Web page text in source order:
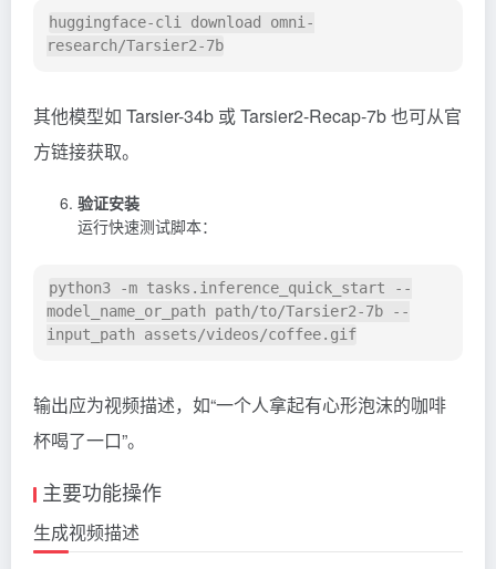
huggingface-cli download omni-
其他模型如 Tarsier-34b 或 Tarsier2-Recap-7b 也可从官
方链接获取。
验证安装
运行快速测试脚本：
python3 -m tasks.inference_quick_start --
model_name_or_path path/to/Tarsier2-7b --
输出应为视频描述，如“一个人拿起有心形泡沫的咖啡
杯喝了一口”。
主要功能操作
生成视频描述